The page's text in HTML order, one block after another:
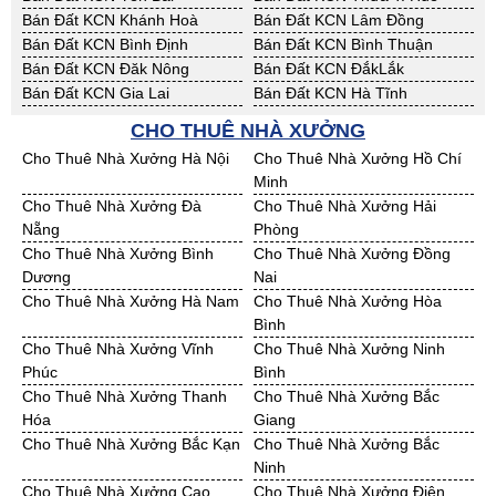
Bán Đất KCN Khánh Hoà
Bán Đất KCN Lâm Đồng
Bán Đất KCN Bình Định
Bán Đất KCN Bình Thuận
Bán Đất KCN Đăk Nông
Bán Đất KCN ĐắkLắk
Bán Đất KCN Gia Lai
Bán Đất KCN Hà Tĩnh
Bán Đất KCN Nghệ An
Bán Đất KCN Ninh Thuận
Bán Đất KCN Phú Yên
Bán Đất KCN Quảng Bình
Bán Đất KCN Quảng Nam
Bán Đất KCN Quảng Ngãi
Bán Đất KCN Bà Rịa - VT
Bán Đất KCN Cần Thơ
Bán Đất KCN An Giang
Bán Đất KCN Bạc Liêu
Bán Đất KCN Bến Tre
Bán Đất KCN Bình Phước
Bán Đất KCN Cà Mau
Bán Đất KCN Đồng Tháp
Bán Đất KCN Hậu Giang
Bán Đất KCN Kiên Giang
Bán Đất KCN Long An
Bán Đất KCN Sóc Trăng
Bán Đất KCN Tây Ninh
Bán Đất KCN Tiền Giang
Bán Đất KCN Trà Vinh
Bán Đất KCN Vĩnh Long
Bán Đất KCN Hải Dương
Bán Đất KCN Hưng Yên
Bán Đất KCN Quảng Ninh
CHO THUÊ NHÀ XƯỞNG
Cho Thuê Nhà Xưởng Hà Nội
Cho Thuê Nhà Xưởng Hồ Chí
Minh
Cho Thuê Nhà Xưởng Đà
Nẵng
Cho Thuê Nhà Xưởng Hải
Phòng
Cho Thuê Nhà Xưởng Bình
Dương
Cho Thuê Nhà Xưởng Đồng
Nai
Cho Thuê Nhà Xưởng Hà Nam
Cho Thuê Nhà Xưởng Hòa
Bình
Cho Thuê Nhà Xưởng Vĩnh
Phúc
Cho Thuê Nhà Xưởng Ninh
Bình
Cho Thuê Nhà Xưởng Thanh
Hóa
Cho Thuê Nhà Xưởng Bắc
Giang
Cho Thuê Nhà Xưởng Bắc Kạn
Cho Thuê Nhà Xưởng Bắc
Ninh
Cho Thuê Nhà Xưởng Cao
Cho Thuê Nhà Xưởng Điện